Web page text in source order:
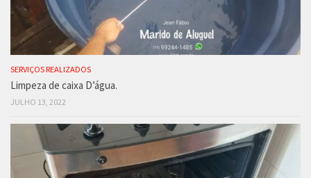
SERVIÇOS REALIZADOS
Limpeza de caixa D’água.
JULHO 13, 2022